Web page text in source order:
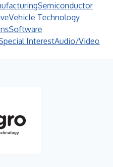
Semiconductor
Vehicle Technology
Software
InterestAudio/Video